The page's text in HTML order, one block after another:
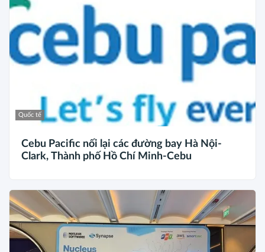
Quốc tế
Cebu Pacific nối lại các đường bay Hà Nội-
Clark, Thành phố Hồ Chí Minh-Cebu